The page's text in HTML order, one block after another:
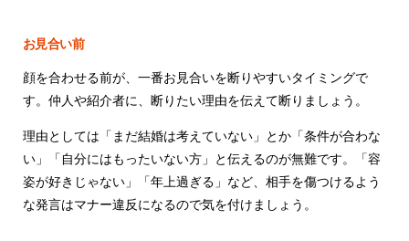
お見合い前
顔を合わせる前が、一番お見合いを断りやすいタイミングで
す。仲人や紹介者に、断りたい理由を伝えて断りましょう。
理由としては「まだ結婚は考えていない」とか「条件が合わな
い」「自分にはもったいない方」と伝えるのが無難です。「容
姿が好きじゃない」「年上過ぎる」など、相手を傷つけるよう
な発言はマナー違反になるので気を付けましょう。